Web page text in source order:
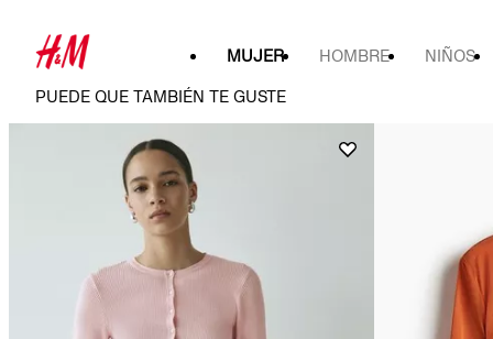
MUJER HOMBRE NIÑOS
PUEDE QUE TAMBIÉN TE GUSTE